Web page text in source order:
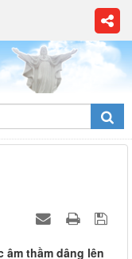
âm thầm dâng lên